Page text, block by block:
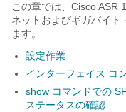
この章では、Cisco ASR
ネットおよびギガバイト
ます。
設定作業
インターフェイス コ
show コマンドでの
ステータスの確認